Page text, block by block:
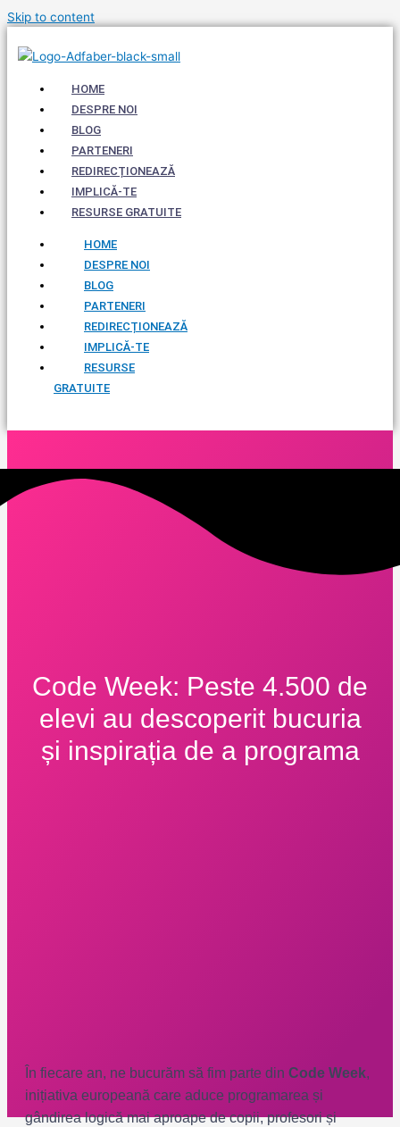
Skip to content
HOME
DESPRE NOI
BLOG
PARTENERI
REDIRECȚIONEAZĂ
IMPLICĂ-TE
RESURSE GRATUITE
HOME
DESPRE NOI
BLOG
PARTENERI
REDIRECȚIONEAZĂ
IMPLICĂ-TE
RESURSE
GRATUITE
Code Week: Peste 4.500 de
elevi au descoperit bucuria
și inspirația de a programa
În fiecare an, ne bucurăm să fim parte din Code Week,
inițiativa europeană care aduce programarea și
gândirea logică mai aproape de copii, profesori și